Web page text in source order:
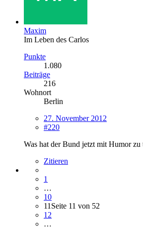
Maxim
Im Leben des Carlos
Punkte
1.080
Beiträge
216
Wohnort
Berlin
27. November 2012
#220
Was hat der Bund jetzt mit Humor zu
Zitieren
1
…
10
11 Seite 11 von 52
12
…